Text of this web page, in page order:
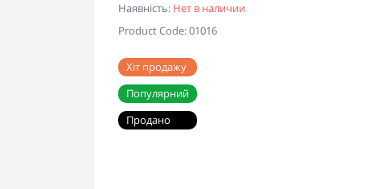
Наявність: Нет в наличии
Product Code: 01016
Хіт продажу
Популярний
Продано